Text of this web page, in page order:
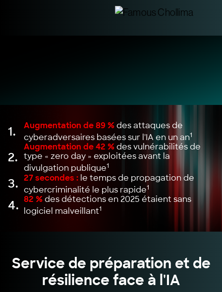
1. Augmentation de 89 %des attaques de
cyberadversaires basées sur l'IA en un an1
2.
Augmentation de 42 %des vulnérabilités de
type « zero day » exploitées avant la
divulgation publique1
3. 27 secondes : le temps de propagation de
cybercriminalité le plus rapide1
4. 82 %des détections en 2025 étaient sans
logiciel malveillant1
Service de préparation et de
résilience face à l'IA